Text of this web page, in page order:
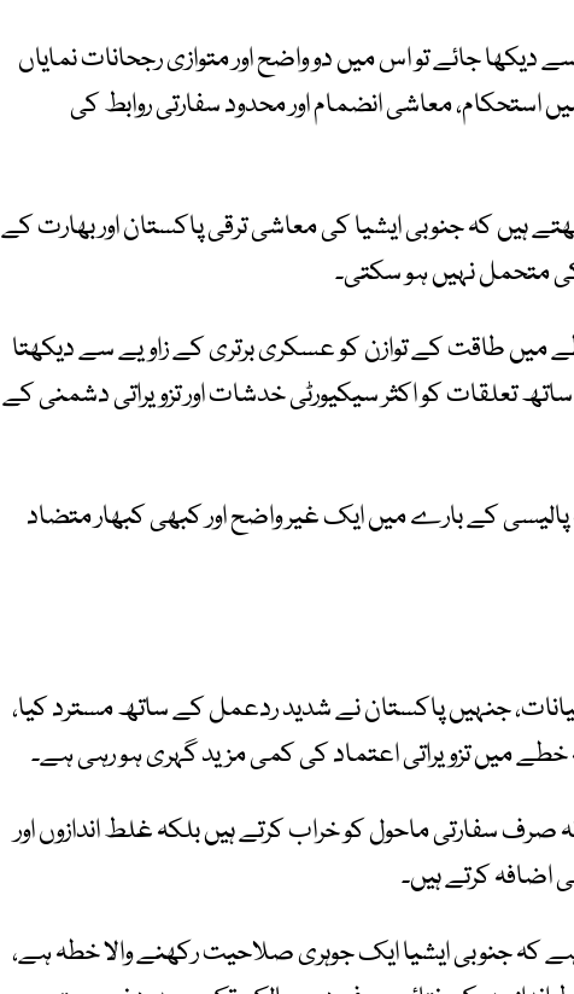
دیکھا جائے تو اس میں دو واضح اور متوازی رجحانات نمایاں
معاشی انضمام اور محدود سفارتی روابط کی
کہ جنوبی ایشیا کی معاشی ترقی پاکستان اور بھارت کے
متحمل نہیں ہو سکتی۔
طاقت کے توازن کو عسکری برتری کے زاویے سے دیکھتا
تعلقات کو اکثر سیکیورٹی خدشات اور تزویراتی دشمنی کے
پالیسی کے بارے میں ایک غیر واضح اور کبھی کبھار متضاد
جنہیں پاکستان نے شدید ردعمل کے ساتھ مسترد کیا،
میں تزویراتی اعتماد کی کمی مزید گہری ہو رہی ہے۔
صرف سفارتی ماحول کو خراب کرتے ہیں بلکہ غلط اندازوں اور
اضافہ کرتے ہیں۔
کہ جنوبی ایشیا ایک جوہری صلاحیت رکھنے والا خطہ ہے،